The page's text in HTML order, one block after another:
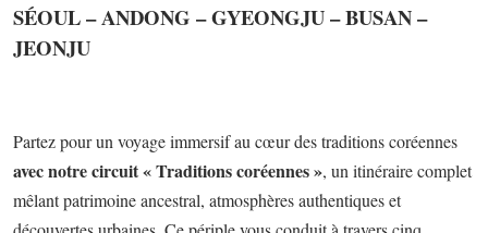
SÉOUL – ANDONG – GYEONGJU – BUSAN –
JEONJU
Partez pour un voyage immersif au cœur des traditions coréennes
avec notre circuit « Traditions coréennes », un itinéraire complet
mêlant patrimoine ancestral, atmosphères authentiques et